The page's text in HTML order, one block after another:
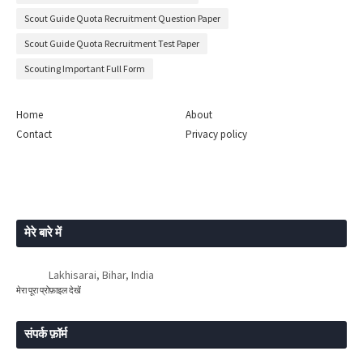
Scout Guide Quota Recruitment Question Paper
Scout Guide Quota Recruitment Test Paper
Scouting Important Full Form
Home
About
Contact
Privacy policy
मेरे बारे में
Lakhisarai, Bihar, India
मेरा पूरा प्रोफ़ाइल देखें
संपर्क फ़ॉर्म